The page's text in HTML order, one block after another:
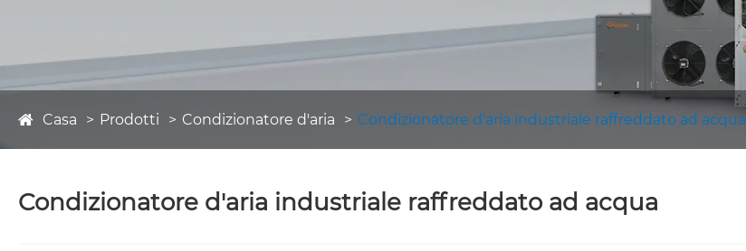
Casa Prodotti Condizionatore d'aria Condizionatore d'aria industriale raffreddato ad acqua
Condizionatore d'aria industriale raffreddato ad acqua